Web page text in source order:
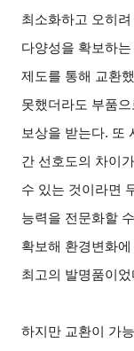
최소화하고 오히
다양성을 확보하
제도를 통해 교환
못했더라도 부품
보상을 받는다. 또
간 선호도의 차이
수 있는 것이라면
능력을 전문화할
확보해 환경변화
최고의 발명품이었
하지만 교환이 가